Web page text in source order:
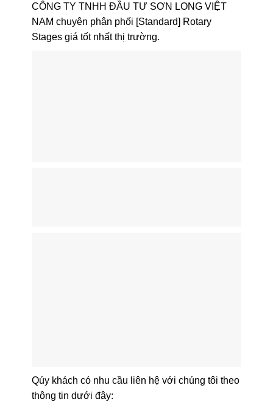
CÔNG TY TNHH ĐẦU TƯ SƠN LONG VIỆT
NAM chuyên phân phối [Standard] Rotary
Stages giá tốt nhất thị trường.
Qúy khách có nhu cầu liên hệ với chúng tôi theo
thông tin dưới đây: